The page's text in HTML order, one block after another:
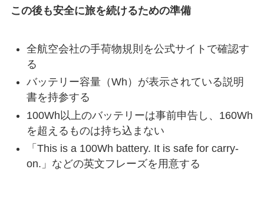
この後も安全に旅を続けるための準備
全航空会社の手荷物規則を公式サイトで確認す
る
バッテリー容量（Wh）が表示されている説明
書を持参する
100Wh以上のバッテリーは事前申告し、160Wh
を超えるものは持ち込まない
「This is a 100Wh battery. It is safe for carry-
on.」などの英文フレーズを用意する